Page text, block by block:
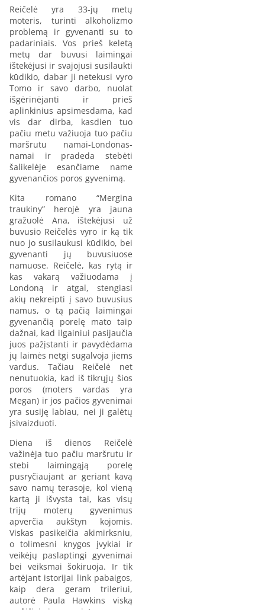
Reičelė yra 33-jų metų
moteris, turinti alkoholizmo
problemą ir gyvenanti su to
padariniais. Vos prieš keletą
metų dar buvusi laimingai
ištekėjusi ir svajojusi susilaukti
kūdikio, dabar ji netekusi vyro
Tomo ir savo darbo, nuolat
išgėrinėjanti ir prieš
aplinkinius apsimesdama, kad
vis dar dirba, kasdien tuo
pačiu metu važiuoja tuo pačiu
maršrutu namai-Londonas-
namai ir pradeda stebėti
šalikelėje esančiame name
gyvenančios poros gyvenimą.
Kita romano “Mergina
traukiny” herojė yra jauna
gražuolė Ana, ištekėjusi už
buvusio Reičelės vyro ir ką tik
nuo jo susilaukusi kūdikio, bei
gyvenanti jų buvusiuose
namuose. Reičelė, kas rytą ir
kas vakarą važiuodama į
Londoną ir atgal, stengiasi
akių nekreipti į savo buvusius
namus, o tą pačią laimingai
gyvenančią porelę mato taip
dažnai, kad ilgainiui pasijaučia
juos pažįstanti ir pavydėdama
jų laimės netgi sugalvoja jiems
vardus. Tačiau Reičelė net
nenutuokia, kad iš tikrųjų šios
poros (moters vardas yra
Megan) ir jos pačios gyvenimai
yra susiję labiau, nei ji galėtų
įsivaizduoti.
Diena iš dienos Reičelė
važinėja tuo pačiu maršrutu ir
stebi laimingąją porelę
pusryčiaujant ar geriant kavą
savo namų terasoje, kol vieną
kartą ji išvysta tai, kas visų
trijų moterų gyvenimus
apverčia aukštyn kojomis.
Viskas pasikeičia akimirksniu,
o tolimesni knygos įvykiai ir
veikėjų paslaptingi gyvenimai
bei veiksmai šokiruoja. Ir tik
artėjant istorijai link pabaigos,
kaip dera geram trileriui,
autorė Paula Hawkins viską